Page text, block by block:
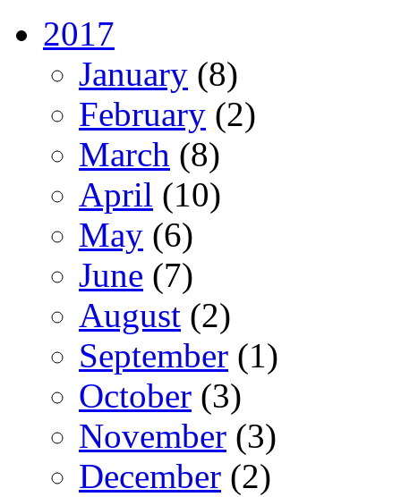
2017
January (8)
February (2)
March (8)
April (10)
May (6)
June (7)
August (2)
September (1)
October (3)
November (3)
December (2)